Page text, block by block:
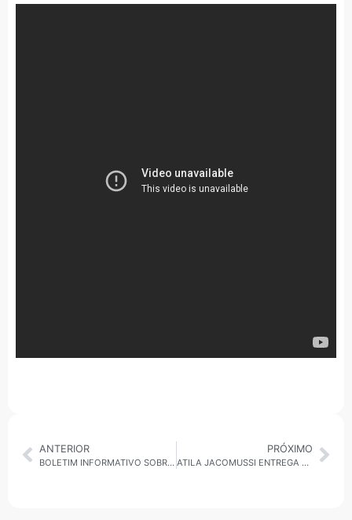
ANTERIOR
BOLETIM INFORMATIVO SOBRE O IMPACTO DAS CHUVAS NA REGIÃO METROPOLITANA DE SP
PRÓXIMO
ATILA JACOMUSSI ENTREGA KIT ESCOLAR E CONVERSA COM PAIS DE ALUNOS DA REDE PÚBLICA